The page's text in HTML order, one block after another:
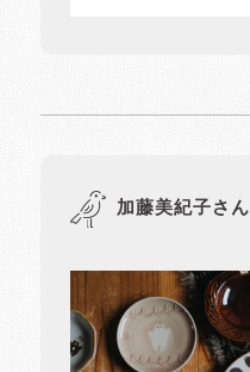
加藤美紀子さん